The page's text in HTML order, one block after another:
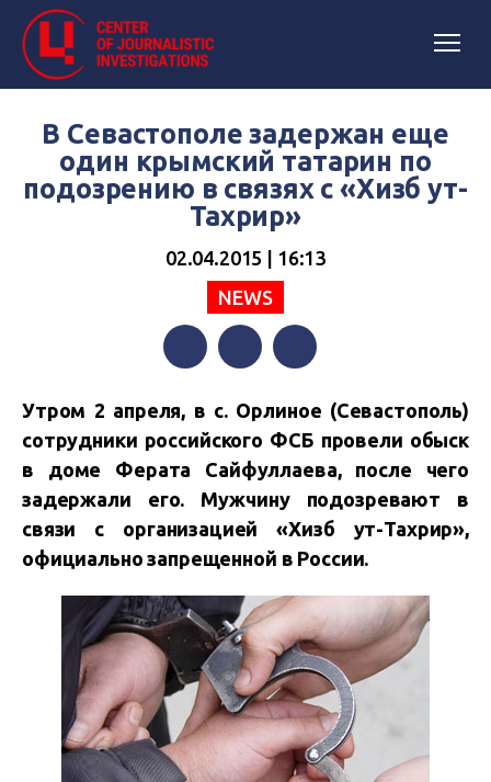
В Севастополе задержан еще
один крымский татарин по
подозрению в связях с «Хизб ут-
Тахрир»
02.04.2015 | 16:13
NEWS
Утром 2 апреля, в с. Орлиное (Севастополь)
сотрудники российского ФСБ провели обыск
в доме Ферата Сайфуллаева, после чего
задержали его. Мужчину подозревают в
связи с организацией «Хизб ут-Тахрир»,
официально запрещенной в России.